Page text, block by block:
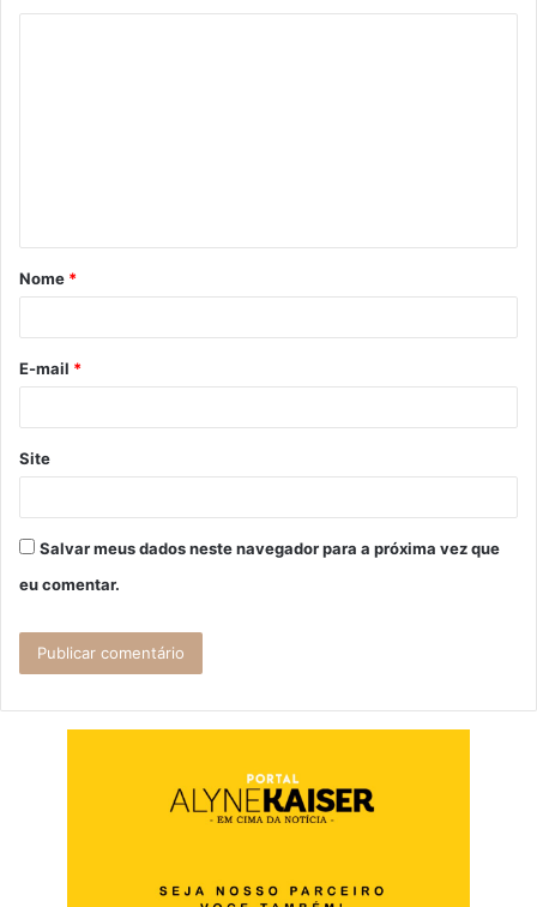
á
r
*
Nome *
E-mail *
Site
Salvar meus dados neste navegador para a próxima vez que
eu comentar.